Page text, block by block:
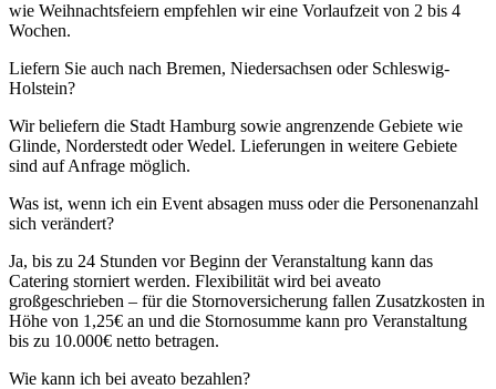
wie Weihnachtsfeiern empfehlen wir eine Vorlaufzeit von 2 bis 4
Wochen.
Liefern Sie auch nach Bremen, Niedersachsen oder Schleswig-
Holstein?
Wir beliefern die Stadt Hamburg sowie angrenzende Gebiete wie
Glinde, Norderstedt oder Wedel. Lieferungen in weitere Gebiete
sind auf Anfrage möglich.
Was ist, wenn ich ein Event absagen muss oder die Personenanzahl
sich verändert?
Ja, bis zu 24 Stunden vor Beginn der Veranstaltung kann das
Catering storniert werden. Flexibilität wird bei aveato
großgeschrieben – für die Stornoversicherung fallen Zusatzkosten in
Höhe von 1,25€ an und die Stornosumme kann pro Veranstaltung
bis zu 10.000€ netto betragen.
Wie kann ich bei aveato bezahlen?